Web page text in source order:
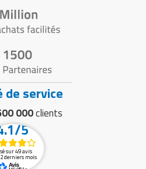
de service
000clients
5
sur 49 avis
derniers mois